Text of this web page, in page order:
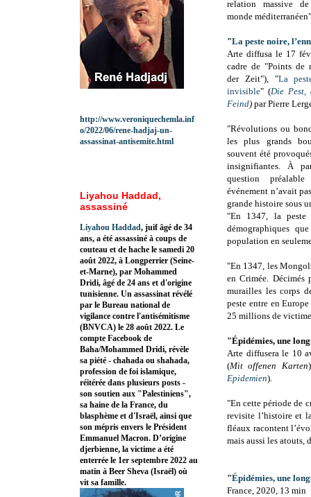
relation massive
monde
"La peste noire,
Arte diffusa le 17
cadre de "Points de
der Zeit"), "La
invisible" (Die Pest,
Feind) parPierre
"Révolutions ou
les plus grands
souvent été
insignifiantes. À
question
événement n’avait
grande histoire sous
"En 1347, la peste
démographiques
population en
"En 1347, les
en Crimée. Décimés
murailles les corps
peste entre en
25 millions de
"Épidémies, une
Arte diffusera le 10
(Mit offenen Karten
Epidemien).
"En cette période de
revisite l’histoire et
fléaux racontent
mais aussi les atouts,
"Épidémies, une
France, 2020, 13 min
http://www.veroniquechemla.inf
o/2022/06/rene-hadjaj-un-
assassinat-antisemite.html
Liyahou Haddad,
assassiné
Liyahou Haddad, juif âgé de 34
ans, a été assassiné à coups de
couteau et de hache le samedi 20
août 2022, à Longperrier (Seine-
et-Marne), par Mohammed
Dridi, âgé de 24 ans et d'origine
tunisienne. Un assassinat révélé
par le Bureau national de
vigilance contre l'antisémitisme
(BNVCA) le 28 août 2022. Le
compte Facebook de
Baha/Mohammed Dridi, révèle
sa piété - chahada ou shahada,
profession de foi islamique,
réitérée dans plusieurs posts -
son soutien aux "Palestiniens",
sa haine de la France, du
blasphème et d'Israël, ainsi que
son mépris envers le Président
Emmanuel Macron. D’origine
djerbienne, la victime a été
enterrée le 1er septembre 2022 au
matin à Beer Sheva (Israël) où
vit sa famille.